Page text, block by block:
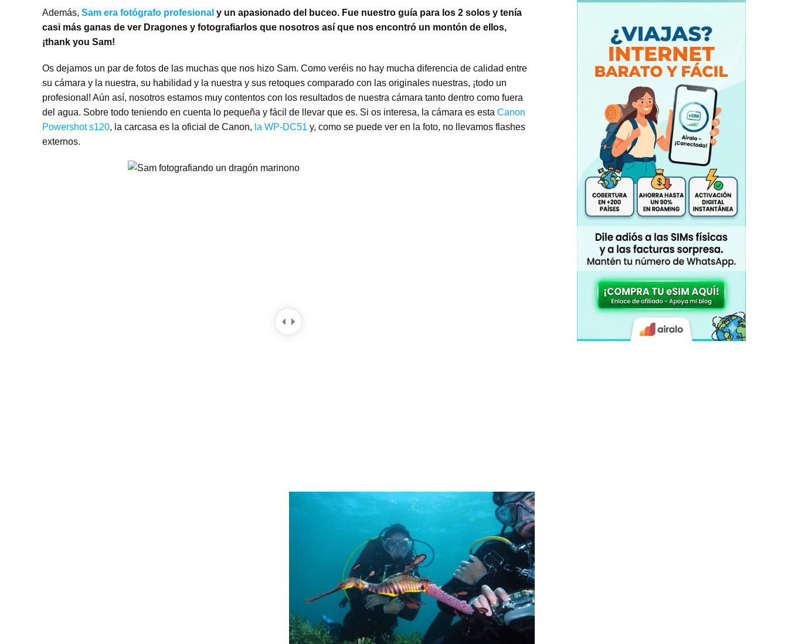
Además, Sam era fotógrafo profesional y un apasionado del buceo. Fue nuestro guía para los 2 solos y tenía
casi más ganas de ver Dragones y fotografiarlos que nosotros así que nos encontró un montón de ellos,
¡thank you Sam!
Os dejamos un par de fotos de las muchas que nos hizo Sam. Como veréis no hay mucha diferencia de calidad entre
su cámara y la nuestra, su habilidad y la nuestra y sus retoques comparado con las originales nuestras, ¡todo un
profesional! Aún así, nosotros estamos muy contentos con los resultados de nuestra cámara tanto dentro como fuera
del agua. Sobre todo teniendo en cuenta lo pequeña y fácil de llevar que es. Si os interesa, la cámara es estaCanon
Powershot s120, la carcasa es la oficial de Canon, la WP-DC51y, como se puede ver en la foto, no llevamos flashes
externos.